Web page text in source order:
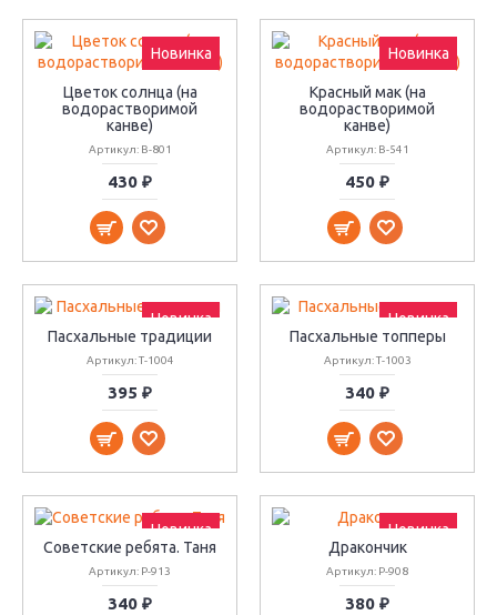
Новинка
Цветок солнца (на
водорастворимой
канве)
Артикул: В-801
430 ₽
Новинка
Красный мак (на
водорастворимой
канве)
Артикул: В-541
450 ₽
Новинка
Пасхальные традиции
Артикул: Т-1004
395 ₽
Новинка
Пасхальные топперы
Артикул: Т-1003
340 ₽
Новинка
Советские ребята. Таня
Артикул: Р-913
340 ₽
Новинка
Дракончик
Артикул: Р-908
380 ₽